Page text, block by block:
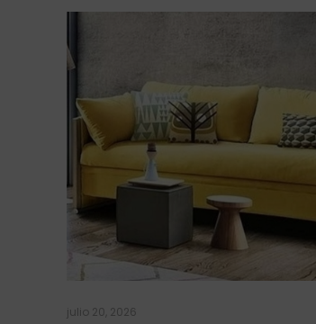
julio 20, 2026